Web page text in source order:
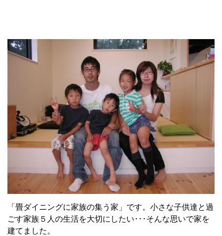
「畳ダイニングに家族の集う家」です。小さな子供達と過
ごす家族５人の生活を大切にしたい･･･そんな思いで家を
建てました。